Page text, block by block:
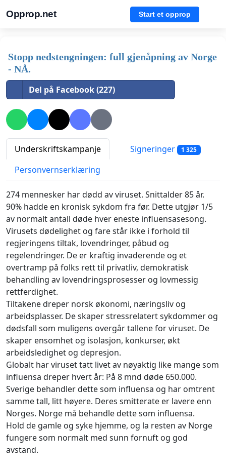
Opprop.net Start et opprop
Stopp nedstengningen: full gjenåpning av Norge
- NÅ.
Del på Facebook (227)
Underskriftskampanje Signeringer 1 325
Personvernserklæring
274 mennesker har dødd av viruset. Snittalder 85 år.
90% hadde en kronisk sykdom fra før. Dette utgjør 1/5
av normalt antall døde hver eneste influensasesong.
Virusets dødelighet og fare står ikke i forhold til
regjeringens tiltak, lovendringer, påbud og
regelendringer. De er kraftig invaderende og et
overtramp på folks rett til privatliv, demokratisk
behandling av lovendringsprosesser og lovmessig
rettferdighet.
Tiltakene dreper norsk økonomi, næringsliv og
arbeidsplasser. De skaper stressrelatert sykdommer og
dødsfall som muligens overgår tallene for viruset. De
skaper ensomhet og isolasjon, konkurser, økt
arbeidsledighet og depresjon.
Globalt har viruset tatt livet av nøyaktig like mange som
influensa dreper hvert år: På 8 mnd døde 650.000.
Sverige behandler dette som influensa og har omtrent
samme tall, litt høyere. Deres smitterate er lavere enn
Norges. Norge må behandle dette som influensa.
Hold de gamle og syke hjemme, og la resten av Norge
fungere som normalt med sunn fornuft og god
avstand.